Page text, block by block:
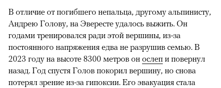
В отличие от погибшего непальца, другому альпинисту,
Андрею Голову, на Эвересте удалось выжить. Он
годами тренировался ради этой вершины, из-за
постоянного напряжения едва не разрушив семью. В
2023 году на высоте 8300 метров он ослеп и повернул
назад. Год спустя Голов покорил вершину, но снова
потерял зрение из-за гипоксии. Его эвакуация стала